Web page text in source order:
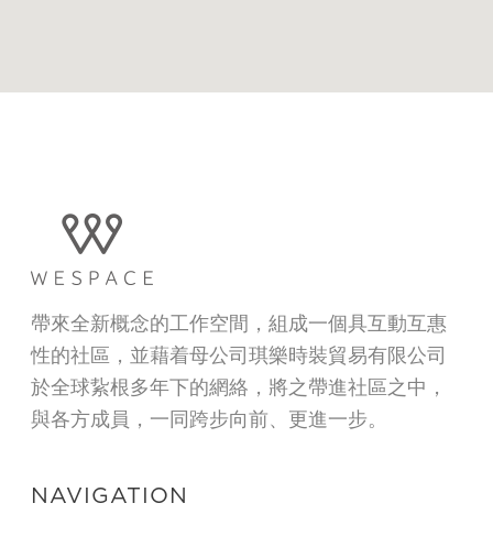
帶來全新概念的工作空間，組成一個具互動互惠
性的社區，並藉着母公司琪樂時裝貿易有限公司
於全球紥根多年下的網絡，將之帶進社區之中，
與各方成員，一同跨步向前、更進一步。
NAVIGATION